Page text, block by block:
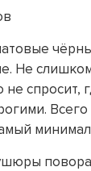
Не
спросит,